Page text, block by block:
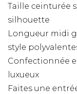
Taille ceinturée
silhouette
Longueur midi
style
Confectionnée
luxueux
Faites une